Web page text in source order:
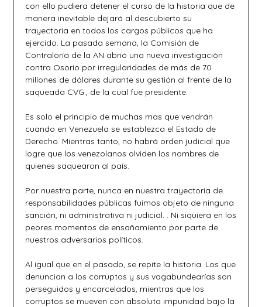
con ello pudiera detener el curso de la historia que de
manera inevitable dejará al descubierto su
trayectoria en todos los cargos públicos que ha
ejercido. La pasada semana, la Comisión de
Contraloría de la AN abrió una nueva investigación
contra Osorio por irregularidades de más de 70
millones de dólares durante su gestión al frente de la
saqueada CVG., de la cual fue presidente.
Es solo el principio de muchas mas que vendrán
cuando en Venezuela se establezca el Estado de
Derecho. Mientras tanto, no habrá orden judicial que
logre que los venezolanos olviden los nombres de
quienes saquearon al país.
Por nuestra parte, nunca en nuestra trayectoria de
responsabilidades públicas fuimos objeto de ninguna
sanción, ni administrativa ni judicial. . Ni siquiera en los
peores momentos de ensañamiento por parte de
nuestros adversarios políticos.
Al igual que en el pasado, se repite la historia. Los que
denuncian a los corruptos y sus vagabundearías son
perseguidos y encarcelados, mientras que los
corruptos se mueven con absoluta impunidad bajo la